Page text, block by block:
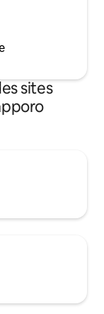
sites